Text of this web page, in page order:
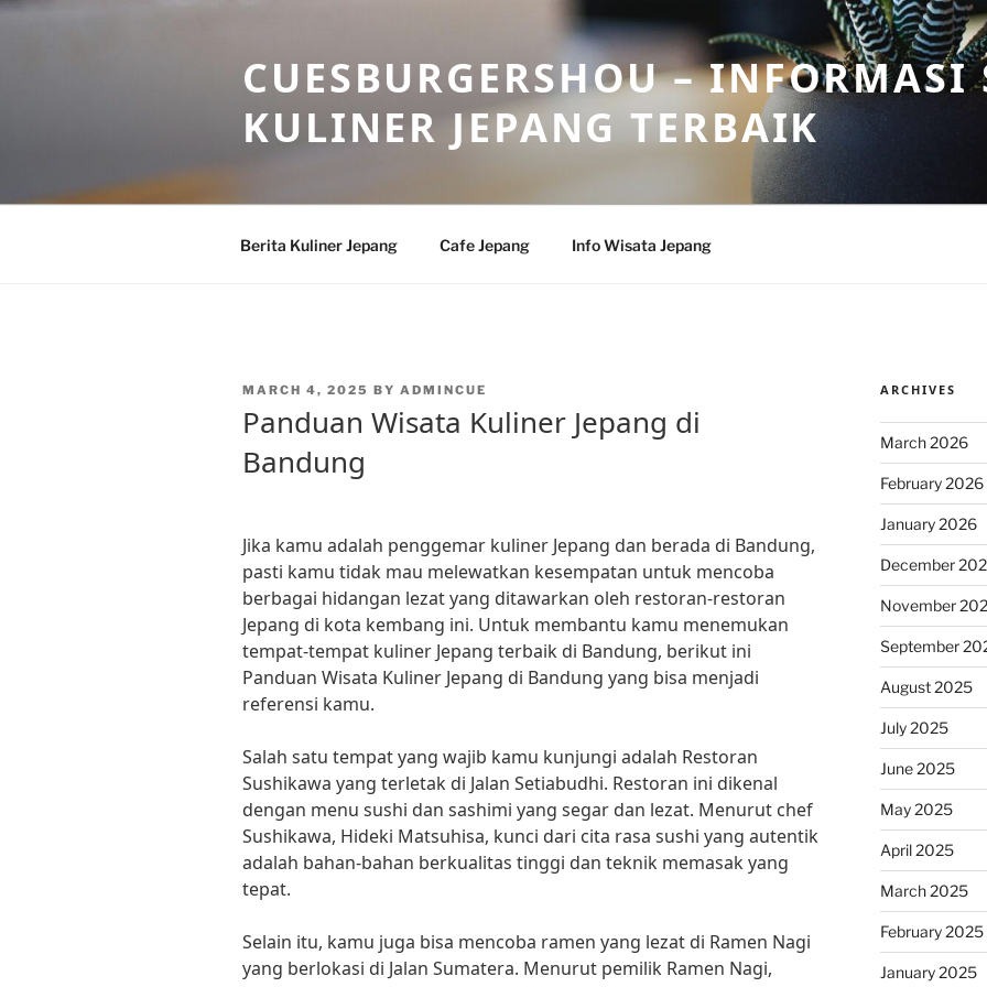
Skip
CUESBURGERSHOU – INFORMASI
KULINER JEPANG TERBAIK
Berita Kuliner Jepang Cafe Jepang Info Wisata Jepang
POSTED
MARCH 4, 2025 BY ADMINCUE
Panduan Wisata Kuliner Jepang di
Bandung
Jika kamu adalah penggemar kuliner Jepang dan berada di Bandung,
pasti kamu tidak mau melewatkan kesempatan untuk mencoba
berbagai hidangan lezat yang ditawarkan oleh restoran-restoran
Jepang di kota kembang ini. Untuk membantu kamu menemukan
tempat-tempat kuliner Jepang terbaik di Bandung, berikut ini
Panduan Wisata Kuliner Jepang di Bandung yang bisa menjadi
referensi kamu.
Salah satu tempat yang wajib kamu kunjungi adalah Restoran
Sushikawa yang terletak di Jalan Setiabudhi. Restoran ini dikenal
dengan menu sushi dan sashimi yang segar dan lezat. Menurut chef
Sushikawa, Hideki Matsuhisa, kunci dari cita rasa sushi yang autentik
adalah bahan-bahan berkualitas tinggi dan teknik memasak yang
tepat.
Selain itu, kamu juga bisa mencoba ramen yang lezat di Ramen Nagi
yang berlokasi di Jalan Sumatera. Menurut pemilik Ramen Nagi,
ARCHIVES
March 2026
February 2026
January 2026
December
November
September
August 2025
July 2025
June 2025
May 2025
April 2025
March 2025
February 2025
January 2025